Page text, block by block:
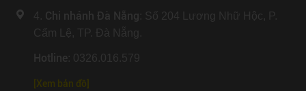
4. Chi nhánh Đà Nẵng: Số 204 Lương Nhữ Hộc, P.
Cẩm Lệ, TP. Đà Nẵng.
Hotline: 0326.016.579
Xem bản đồ